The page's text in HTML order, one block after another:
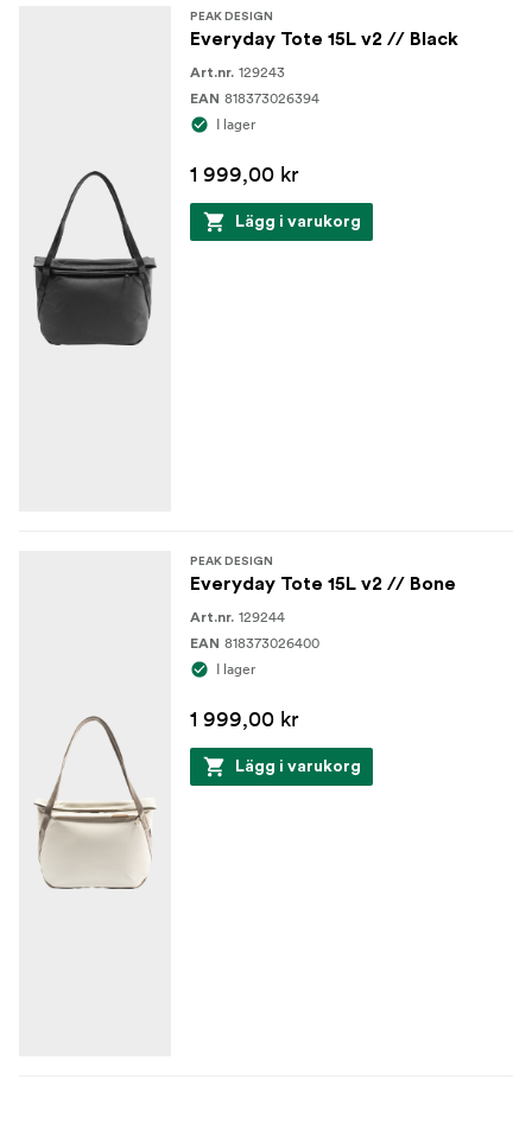
PEAK DESIGN
Everyday Tote 15L v2 // Black
Art.nr. 129243
EAN 818373026394
I lager
1 999,00 kr
Lägg i varukorg
PEAK DESIGN
Everyday Tote 15L v2 // Bone
Art.nr. 129244
EAN 818373026400
I lager
1 999,00 kr
Lägg i varukorg